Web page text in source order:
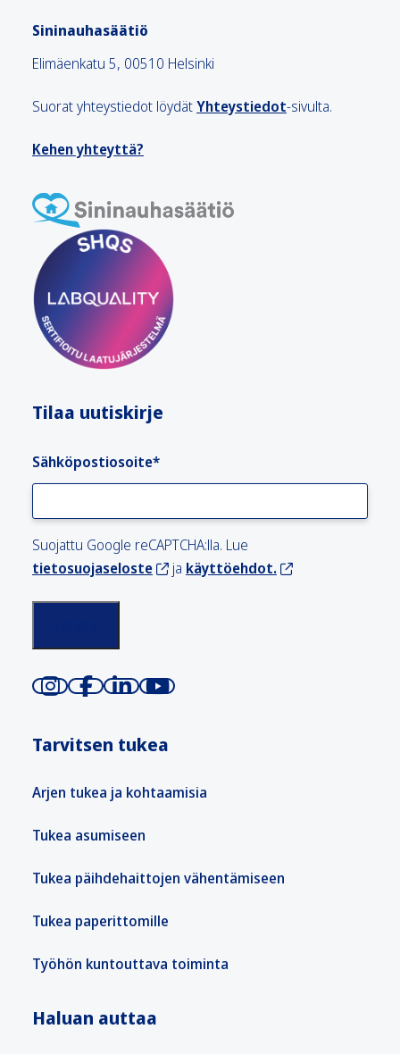
Sininauhasäätiö
Elimäenkatu 5, 00510 Helsinki
Suorat yhteystiedot löydätYhteystiedot-sivulta.
Kehen yhteyttä?
Tilaa uutiskirje
Sähköpostiosoite*
Suojattu Google reCAPTCHA:lla. Lue
tietosuojaseloste
ja käyttöehdot.
Tarvitsen tukea
Arjen tukea ja kohtaamisia
Tukea asumiseen
Tukea päihdehaittojen vähentämiseen
Tukea paperittomille
Työhön kuntouttava toiminta
Haluan auttaa